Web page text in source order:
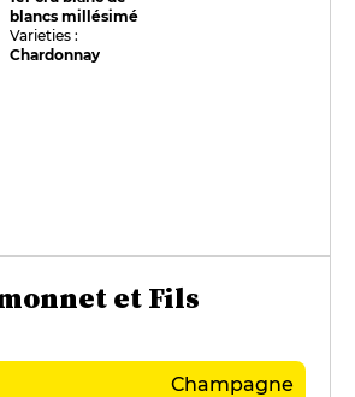
blancs millésimé
Varieties :
Chardonnay
et Fils
Champagne